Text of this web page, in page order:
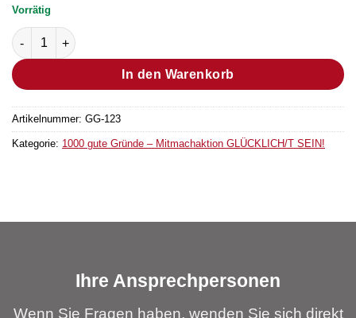
Vorrätig
Spendentüten-Sets Menge
In den Warenkorb
Artikelnummer: GG-123
Kategorie: 1000 gute Gründe – Mitmachaktion GLÜCKLICH/T SEIN!
Ihre Ansprechpersonen
Wenn Sie Fragen haben, wenden Sie sich direkt